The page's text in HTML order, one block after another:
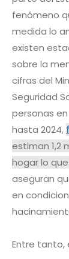
fenómeno
medida lo
existen
sobre la
cifras del
Seguridad
personas
hasta 2024,
estiman 1,2
hogar lo
aseguran
en
Entre tanto,